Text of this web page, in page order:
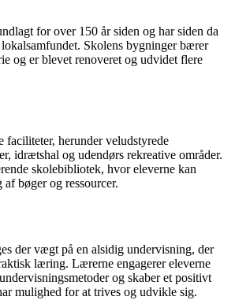
for over 150 år siden og har siden da
Skolens bygninger bærer
og er blevet renoveret og udvidet flere
faciliteter, herunder veludstyrede
idrætshal og udendørs rekreative områder.
skolebibliotek, hvor eleverne kan
bøger og ressourcer.
der vægt på en alsidig undervisning, der
læring. Lærerne engagerer eleverne
og skaber et positivt
mulighed for at trives og udvikle sig.